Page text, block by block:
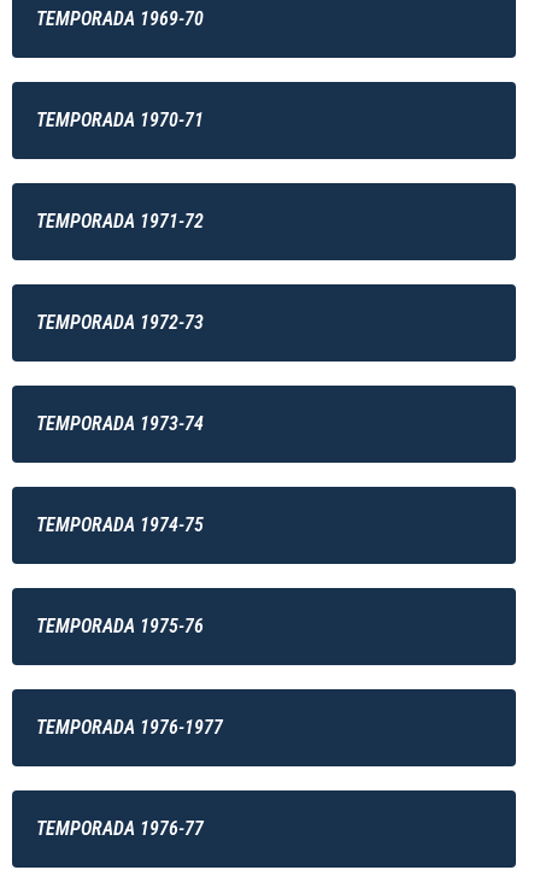
TEMPORADA 1969-70
TEMPORADA 1970-71
TEMPORADA 1971-72
TEMPORADA 1972-73
TEMPORADA 1973-74
TEMPORADA 1974-75
TEMPORADA 1975-76
TEMPORADA 1976-1977
TEMPORADA 1976-77